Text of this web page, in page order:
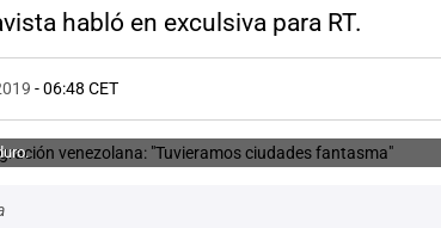
habló en exculsiva para RT.
- 06:48 CET